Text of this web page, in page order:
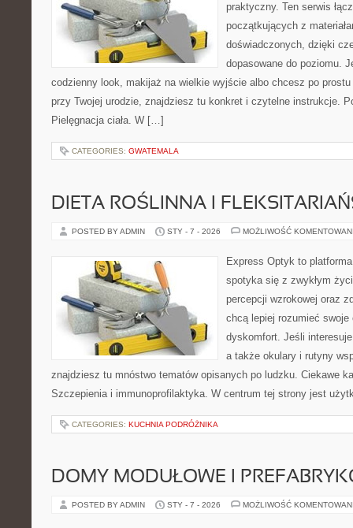
praktyczny. Ten serwis
początkujących z
doświadczonych, dzięki
dopasowane do poziomu.
codzienny look, makijaż na wielkie wyjście albo chcesz po prostu
przy Twojej urodzie, znajdziesz tu konkret i czytelne instrukcje.
Pielęgnacja ciała. W […]
CATEGORIES: GWATEMALA
DIETA ROŚLINNA I
POSTED BY ADMIN STY - 7 - 2026 MOŻLIWOŚĆ
Express Optyk to
spotyka się z zwykłym
percepcji wzrokowej oraz
chcą lepiej rozumieć
dyskomfort. Jeśli
a także okulary i rutyny
znajdziesz tu mnóstwo tematów opisanych po ludzku. Ciekawe
Szczepienia i immunoprofilaktyka. W centrum tej strony jest
CATEGORIES: KUCHNIA PODRÓŻNIKA
DOMY MODUŁOWE I
POSTED BY ADMIN STY - 7 - 2026 MOŻLIWOŚĆ